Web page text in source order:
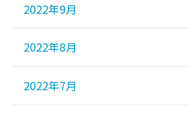
2022年9月
2022年8月
2022年7月